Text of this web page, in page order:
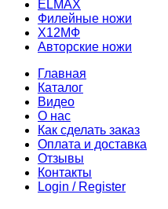
ELMAX
Филейные ножи
Х12МФ
Авторские ножи
Главная
Каталог
Видео
О нас
Как сделать заказ
Оплата и доставка
Отзывы
Контакты
Login / Register